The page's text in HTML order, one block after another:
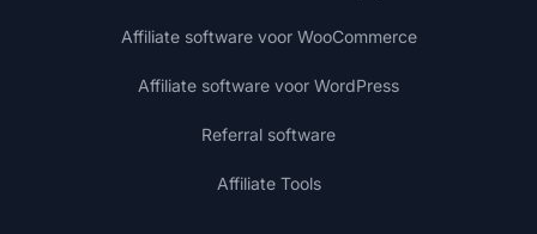
Affiliate software voor WooCommerce
Affiliate software voor WordPress
Referral software
Affiliate Tools